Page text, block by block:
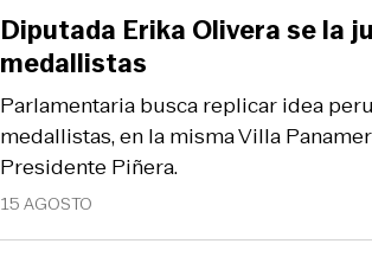
15 AGOSTO
Parlamentaria busca replicar idea
medallistas, en la misma Villa
Presidente Piñera.
Diputada Erika Olivera se la
medallistas